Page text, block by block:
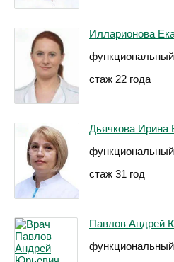
Илларионова
функциональный
стаж 22 года
Дьячкова Ирина
функциональный
стаж 31 год
Павлов Андрей
функциональный